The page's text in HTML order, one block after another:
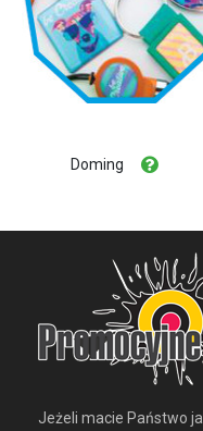
Doming
Jeżeli macie Państwo